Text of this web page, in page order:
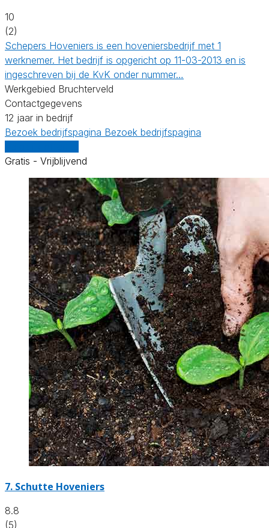
10
(2)
Schepers Hoveniers is een hoveniersbedrijf met 1
werknemer. Het bedrijf is opgericht op 11-03-2013 en is
ingeschreven bij de KvK onder nummer…
Werkgebied Bruchterveld
Contactgegevens
12 jaar in bedrijf
Bezoek bedrijfspagina Bezoek bedrijfspagina
Gratis - Vrijblijvend
7. Schutte Hoveniers
8.8
(5)